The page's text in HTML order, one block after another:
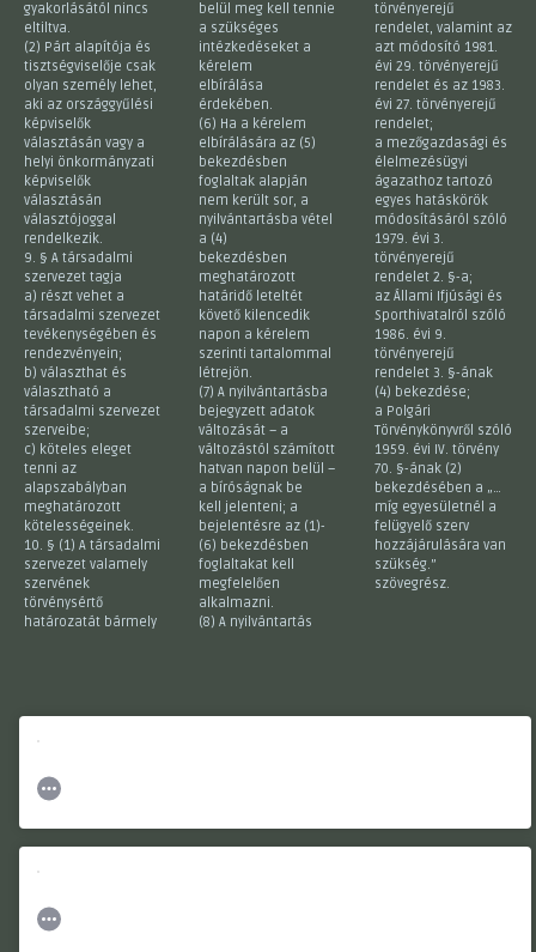
gyakorlásától nincs
eltiltva.
(2) Párt alapítója és
tisztségviselője csak
olyan személy lehet,
aki az országgyűlési
képviselők
választásán vagy a
helyi önkormányzati
képviselők
választásán
választójoggal
rendelkezik.
9. § A társadalmi
szervezet tagja
a) részt vehet a
társadalmi szervezet
tevékenységében és
rendezvényein;
b) választhat és
választható a
társadalmi szervezet
szerveibe;
c) köteles eleget
tenni az
alapszabályban
meghatározott
kötelességeinek.
10. § (1) A társadalmi
szervezet valamely
szervének
törvénysértő
határozatát bármely
belül meg kell tennie
a szükséges
intézkedéseket a
kérelem
elbírálása
érdekében.
(6) Ha a kérelem
elbírálására az (5)
bekezdésben
foglaltak alapján
nem került sor, a
nyilvántartásba vétel
a (4)
bekezdésben
meghatározott
határidő leteltét
követő kilencedik
napon a kérelem
szerinti tartalommal
létrejön.
(7) A nyilvántartásba
bejegyzett adatok
változását – a
változástól számított
hatvan napon belül –
a bíróságnak be
kell jelenteni; a
bejelentésre az (1)-
(6) bekezdésben
foglaltakat kell
megfelelően
alkalmazni.
(8) A nyilvántartás
törvényerejű
rendelet, valamint az
azt módosító 1981.
évi 29. törvényerejű
rendelet és az 1983.
évi 27. törvényerejű
rendelet;
a mezőgazdasági és
élelmezésügyi
ágazathoz tartozó
egyes hatáskörök
módosításáról szóló
1979. évi 3.
törvényerejű
rendelet 2. §-a;
az Állami Ifjúsági és
Sporthivatalról szóló
1986. évi 9.
törvényerejű
rendelet 3. §-ának
(4) bekezdése;
a Polgári
Törvénykönyvről szóló
1959. évi IV. törvény
70. §-ának (2)
bekezdésében a „…
míg egyesületnél a
felügyelő szerv
hozzájárulására van
szükség.”
szövegrész.